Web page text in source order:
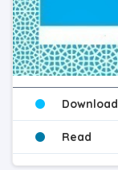
Download
Read